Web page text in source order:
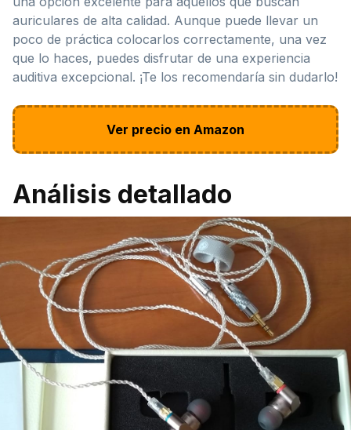
auriculares de alta calidad. Aunque puede llevar un
poco de práctica colocarlos correctamente, una vez
que lo haces, puedes disfrutar de una experiencia
auditiva excepcional. ¡Te los recomendaría sin dudarlo!
Ver precio en Amazon
Análisis detallado